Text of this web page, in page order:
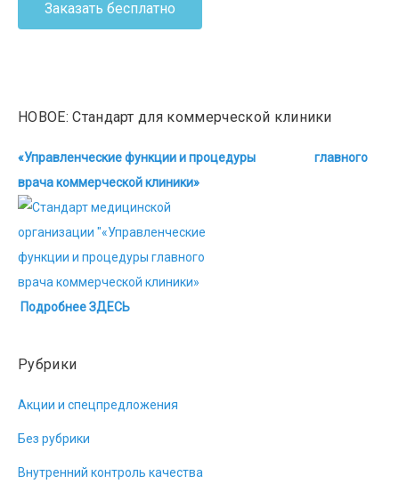
Заказать бесплатно
НОВОЕ: Стандарт для коммерческой клиники
«Управленческие функции и процедуры главного
врача коммерческой клиники»
Подробнее ЗДЕСЬ
Рубрики
Акции и спецпредложения
Без рубрики
Внутренний контроль качества